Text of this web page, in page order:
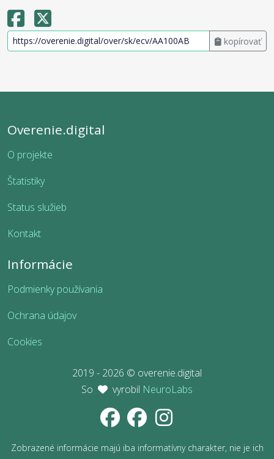
kopírovať
Overenie.digital
O projekte
Štatistiky
Status služieb
Kontakt
Informácie
Podmienky používania
Ochrana údajov
Cookies
2019 - 2026 © overenie.digital
So
vyrobil NeuroLabs
Zobrazené informácie majú iba informatívny charakter, nie je ich